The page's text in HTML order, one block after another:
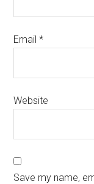
Email*
Website
Save my name,